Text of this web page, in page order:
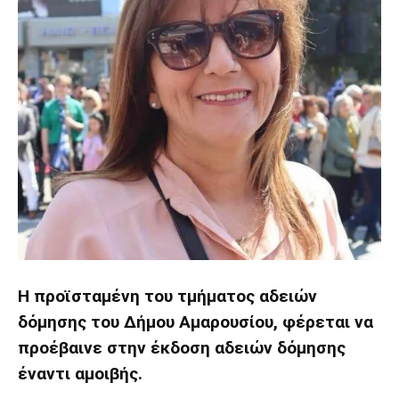
Η προϊσταμένη του τμήματος αδειών
δόμησης του Δήμου Αμαρουσίου, φέρεται να
προέβαινε στην έκδοση αδειών δόμησης
έναντι αμοιβής.